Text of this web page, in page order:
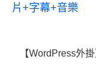
片+字幕+音樂
【WordPress外